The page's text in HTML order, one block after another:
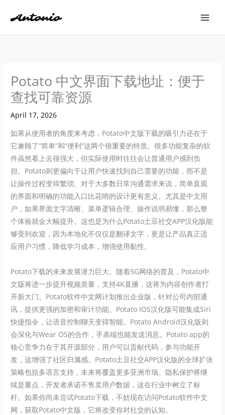
Potato 中文界面下载地址：便于
查找可靠资源
April 17, 2026
如果从使用者的角度来考虑，Potato中文版下载的吸引力还在于
它兼顾了“简单”和“便利”这两个很重要的特质。很多功能复杂的软
件虽然看上去很强大，但实际使用时往往会让普通用户感到负
担。Potato则更偏向于让用户快速找到自己需要的功能，而不是
让操作过程变得繁琐。对于大多数日常沟通需求来说，简单直观
的界面和明确的功能入口比花哨的设计更有意义。尤其是中文用
户，如果界面文字清晰、菜单逻辑合理、操作说明易懂，那么整
个体验就会大幅提升。这也是为什么Potato土豆社交APP汉化版能
够受到欢迎，因为本地化不仅仅是翻译文字，更是让产品真正适
应用户习惯，降低学习成本，增强使用黏性。
Potato下载的未来发展潜力巨大。随着5G网络的普及，Potato中
文版将进一步提升视频质量，支持4K直播，这将为内容创作者打
开新大门。Potato软件中文网计划推出企业版，针对公司内部通
讯，提供更强的加密和审计功能。Potato IOS汉化版可能集成Siri
快捷指令，让语音控制聊天变得智能。Potato Android汉化版则
会深化与Wear OS的合作，手表端也能发送消息。Potato app的
核心竞争力在于其开源部分，用户可以贡献代码，参与功能开
发，这增强了社区归属感。Potato土豆社交APP汉化版的全球扩张
策略包括多语言支持，未来将覆盖更多亚洲市场。隐私保护将继
续是重点，开发者承诺不售卖用户数据，这在行业中树立了标
杆。如果你尚未尝试Potato下载，不妨现在访问Potato软件中文
网，获取Potato中文版，它将改变你对社交的认知。